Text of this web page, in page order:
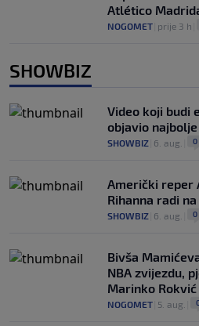
Atlético
NOGOMET prije 3 h
SHOWBIZ
Video koji budi
objavio
SHOWBIZ 6. aug. 0
Američki reper
Rihanna radi
SHOWBIZ 6. aug. 0
Bivša
NBA zvijezdu,
Marinko Rokvić
NOGOMET 5. aug.